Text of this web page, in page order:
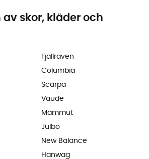
skor, kläder och
Fjällräven
Columbia
Scarpa
Vaude
Mammut
Julbo
New Balance
Hanwag